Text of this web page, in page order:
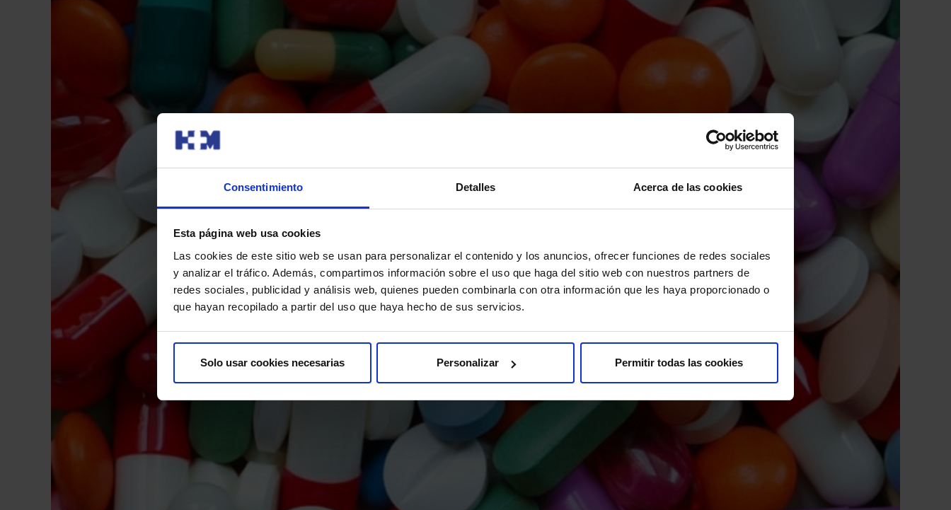
Consentimiento Detalles Acerca de las cookies
Esta página web usa cookies
Las cookies de este sitio web se usan para personalizar el contenido y los anuncios, ofrecer funciones de redes sociales
y analizar el tráfico. Además, compartimos información sobre el uso que haga del sitio web con nuestros partners de
redes sociales, publicidad y análisis web, quienes pueden combinarla con otra información que les haya proporcionado o
que hayan recopilado a partir del uso que haya hecho de sus servicios.
Solo usar cookies necesarias Personalizar Permitir todas las cookies